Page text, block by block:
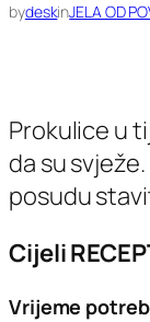
bydeskinJELA OD
Prokulice u
da su
posudu
Cijeli
Vrijeme